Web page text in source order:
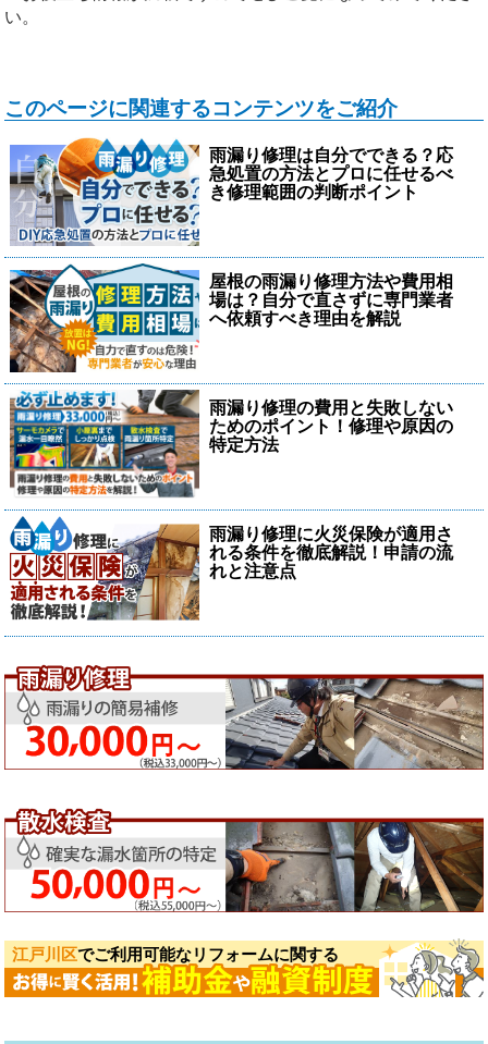
い。
このページに関連するコンテンツをご紹介
雨漏り修理は自分でできる？応
急処置の方法とプロに任せるべ
き修理範囲の判断ポイント
屋根の雨漏り修理方法や費用相
場は？自分で直さずに専門業者
へ依頼すべき理由を解説
雨漏り修理の費用と失敗しない
ためのポイント！修理や原因の
特定方法
雨漏り修理に火災保険が適用さ
れる条件を徹底解説！申請の流
れと注意点
江戸川区でご利用可能なリフォームに関する